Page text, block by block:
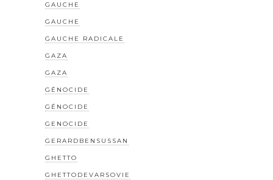
GAUCHE
GAUCHE
GAUCHE RADICALE
GAZA
GAZA
GÉNOCIDE
GÉNOCIDE
GENOCIDE
GERARDBENSUSSAN
GHETTO
GHETTODEVARSOVIE